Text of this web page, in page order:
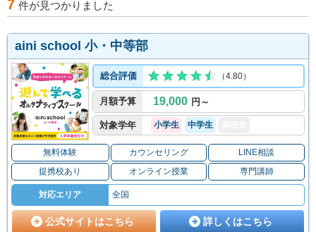
7 件が見つかりました
aini school 小・中等部
総合評価 （4.80）
月額予算 19,000 円～
対象学年 小学生 中学生
無料体験 カウンセリング
LINE相談
提携校あり
オンライン授業 専門講師
対応エリア 全国
公式サイトはこちら 詳しくはこちら